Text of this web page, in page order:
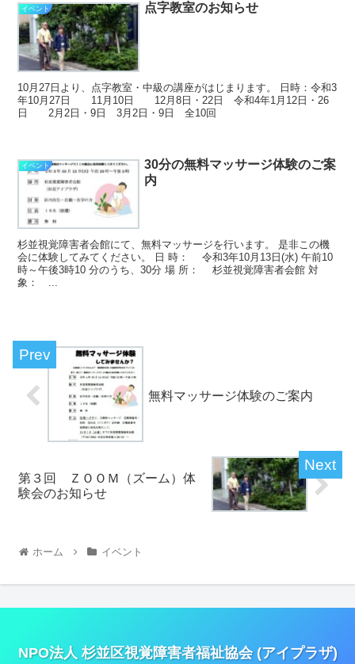
イベント 点字教室のお知らせ
10月27日より、点字教室・中級の講座がはじまります。 日時：令和3
年10月27日 11月10日 12月8日・22日 令和4年1月12日・26
日 2月2日・9日 3月2日・9日 全10回
イベント
30分の無料マッサージ体験のご案
内
杉並視覚障害者会館にて、無料マッサージを行います。 是非この機
会に体験してみてください。 日 時： 令和3年10月13日(水) 午前10
時～午後3時10 分のうち、30分 場 所： 杉並視覚障害者会館 対
象： ...
無料マッサージ体験のご案内
第３回 ＺＯＯＭ（ズーム）体
験会のお知らせ
ホーム イベント
NPO法人 杉並区視覚障害者福祉協会 (アイプラザ)